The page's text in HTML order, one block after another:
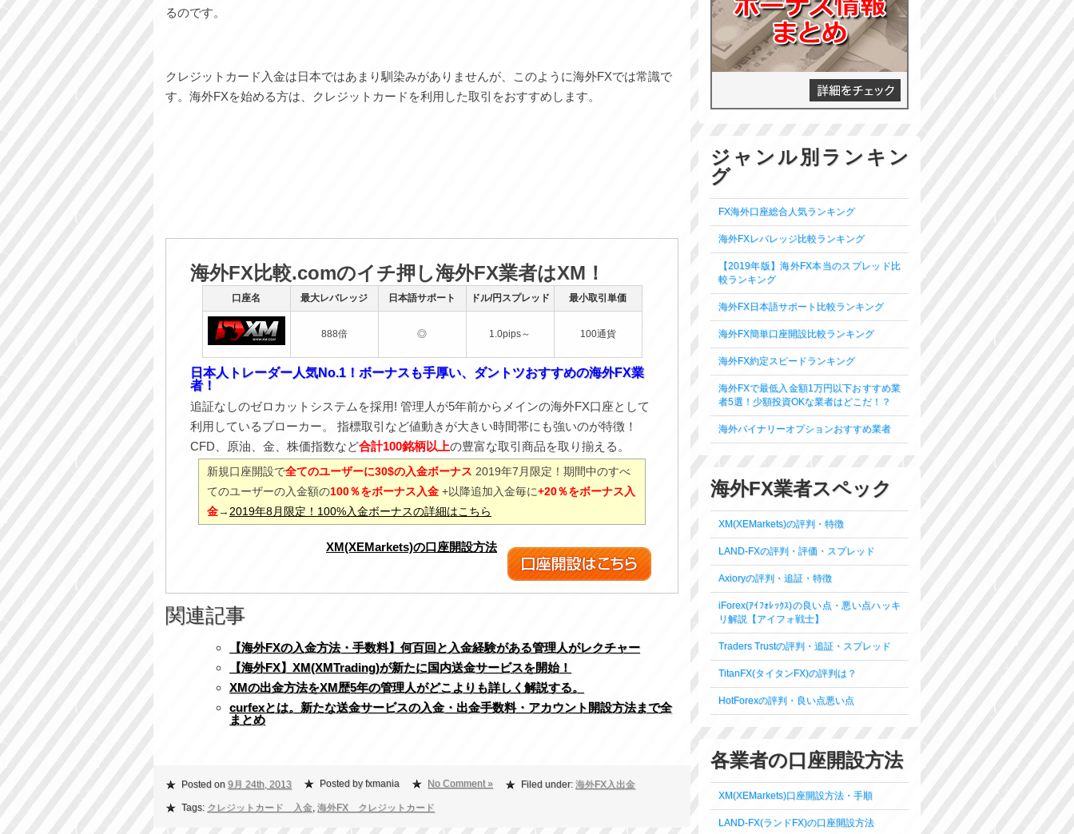
るのです。
クレジットカード入金は日本ではあまり馴染みがありませんが、このように海外FXでは常識で
す。海外FXを始める方は、クレジットカードを利用した取引をおすすめします。
海外FX比較.comのイチ押し海外FX業者はXM！
口座名 最大レバレッジ 日本語サポート ドル/円スプレッド 最小取引単価
888倍 ◎ 1.0pips～ 100通貨
日本人トレーダー人気No.1！ボーナスも手厚い、ダントツおすすめの海外FX業
者！
追証なしのゼロカットシステムを採用! 管理人が5年前からメインの海外FX口座として
利用しているブローカー。 指標取引など値動きが大きい時間帯にも強いのが特徴！
CFD、原油、金、株価指数など合計100銘柄以上の豊富な取引商品を取り揃える。
新規口座開設で全てのユーザーに30$の入金ボーナス 2019年7月限定！期間中のすべ
てのユーザーの入金額の100％をボーナス入金 +以降追加入金毎に+20％をボーナス入
金→ 2019年8月限定！100%入金ボーナスの詳細はこちら
XM(XEMarkets)の口座開設方法
関連記事
【海外FXの入金方法・手数料】何百回と入金経験がある管理人がレクチャー
【海外FX】XM(XMTrading)が新たに国内送金サービスを開始！
XMの出金方法をXM歴5年の管理人がどこよりも詳しく解説する。
curfexとは。新たな送金サービスの入金・出金手数料・アカウント開設方法まで全
まとめ
Posted on 9月 24th, 2013 Posted by fxmania No Comment » Filed under: 海外FX入出金
Tags: クレジットカード 入金, 海外FX クレジットカード
ジャンル別ランキン
グ
FX海外口座総合人気ランキング
海外FXレバレッジ比較ランキング
【2019年版】海外FX本当のスプレッド比
較ランキング
海外FX日本語サポート比較ランキング
海外FX簡単口座開設比較ランキング
海外FX約定スピードランキング
海外FXで最低入金額1万円以下おすすめ業
者5選！少額投資OKな業者はどこだ！？
海外バイナリーオプションおすすめ業者
海外FX業者スペック
XM(XEMarkets)の評判・特徴
LAND-FXの評判・評価・スプレッド
Axioryの評判・追証・特徴
iForex(ｱｲﾌｫﾚｯｸｽ)の良い点・悪い点ハッキ
リ解説【アイフォ戦士】
Traders Trustの評判・追証・スプレッド
TitanFX(タイタンFX)の評判は？
HotForexの評判・良い点悪い点
各業者の口座開設方法
XM(XEMarkets)口座開設方法・手順
LAND-FX(ランドFX)の口座開設方法